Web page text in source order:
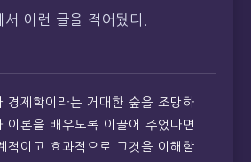
이런 글을 적어뒀다.
경제학이라는 거대한 숲을 조망하
이론을 배우도록 이끌어 주었다면
적이고 효과적으로 그것을 이해할